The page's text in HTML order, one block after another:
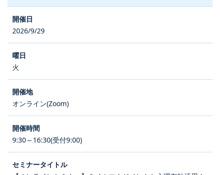
2026/9/29
火
オンライン(Zoom)
9:30～16:30(受付9:00)